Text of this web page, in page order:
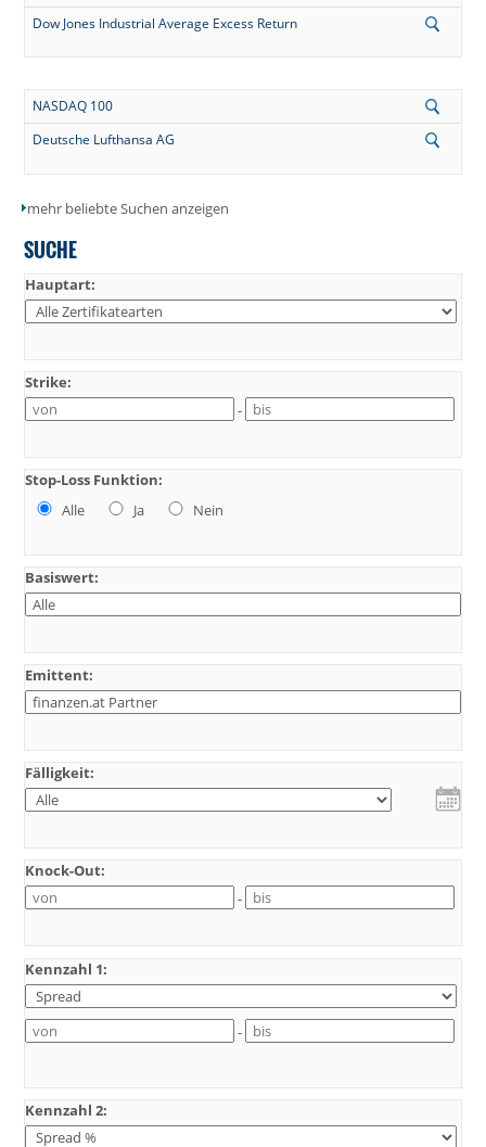
Dow Jones Industrial Average Excess Return
NASDAQ 100
Deutsche Lufthansa AG
mehr beliebte Suchen anzeigen
SUCHE
Hauptart:
Strike:
-
Stop-Loss Funktion:
Alle
Ja Nein
Basiswert:
Emittent:
Fälligkeit:
Knock-Out:
-
Kennzahl 1:
-
Kennzahl 2: